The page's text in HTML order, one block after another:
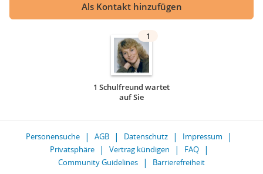
Als Kontakt hinzufügen
1
1 Schulfreund wartet
auf Sie
Personensuche AGB Datenschutz
Impressum
Privatsphäre
Vertrag kündigen
FAQ
Community Guidelines
Barrierefreiheit